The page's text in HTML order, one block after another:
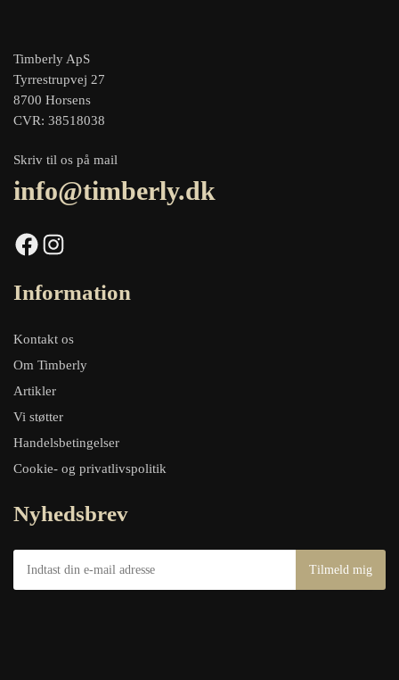
Timberly ApS
Tyrrestrupvej 27
8700 Horsens
CVR: 38518038
Skriv til os på mail
info@timberly.dk
Facebook Instagram
Information
Kontakt os
Om Timberly
Artikler
Vi støtter
Handelsbetingelser
Cookie- og privatlivspolitik
Nyhedsbrev